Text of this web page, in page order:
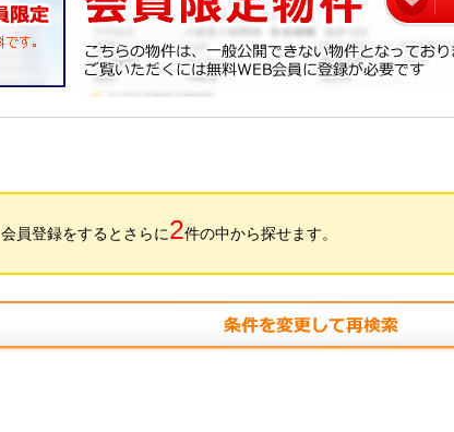
会員登録をするとさらに2件の中から探せます。